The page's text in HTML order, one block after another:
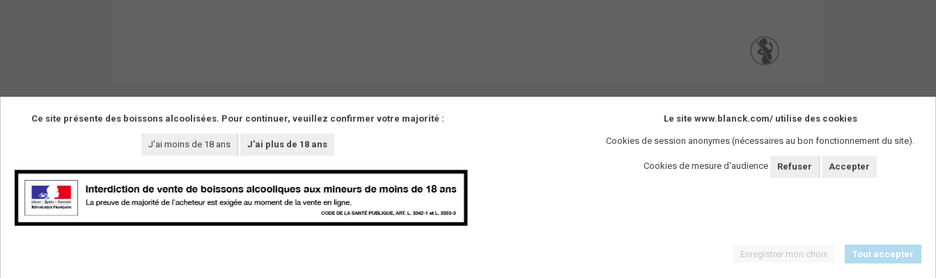
Ce site présente des boissons alcoolisées. Pour continuer, veuillez confirmer votre majorité :
J'ai moins de 18 ans J'ai plus de 18 ans
Le site www.blanck.com/ utilise des cookies
Cookies de session anonymes (nécessaires au bon fonctionnement du site).
Cookies de mesure d'audience Refuser Accepter
Enregistrer mon choix Tout accepter